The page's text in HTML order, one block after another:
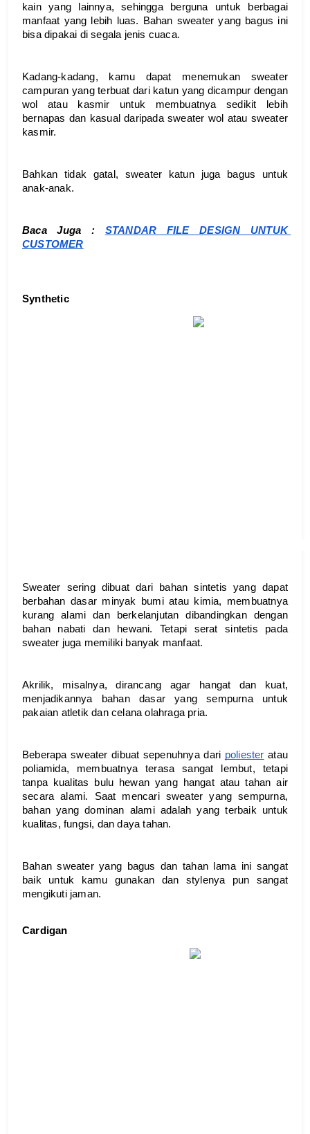
kain yang lainnya, sehingga berguna untuk berbagai
manfaat yang lebih luas. Bahan sweater yang bagus ini
bisa dipakai di segala jenis cuaca.
Kadang-kadang, kamu dapat menemukan sweater
campuran yang terbuat dari katun yang dicampur dengan
wol atau kasmir untuk membuatnya sedikit lebih
bernapas dan kasual daripada sweater wol atau sweater
kasmir.
Bahkan tidak gatal, sweater katun juga bagus untuk
anak-anak.
Baca Juga : STANDAR FILE DESIGN UNTUK
CUSTOMER
Synthetic
Sweater sering dibuat dari bahan sintetis yang dapat
berbahan dasar minyak bumi atau kimia, membuatnya
kurang alami dan berkelanjutan dibandingkan dengan
bahan nabati dan hewani. Tetapi serat sintetis pada
sweater juga memiliki banyak manfaat.
Akrilik, misalnya, dirancang agar hangat dan kuat,
menjadikannya bahan dasar yang sempurna untuk
pakaian atletik dan celana olahraga pria.
Beberapa sweater dibuat sepenuhnya dari poliester atau
poliamida, membuatnya terasa sangat lembut, tetapi
tanpa kualitas bulu hewan yang hangat atau tahan air
secara alami. Saat mencari sweater yang sempurna,
bahan yang dominan alami adalah yang terbaik untuk
kualitas, fungsi, dan daya tahan.
Bahan sweater yang bagus dan tahan lama ini sangat
baik untuk kamu gunakan dan stylenya pun sangat
mengikuti jaman.
Cardigan